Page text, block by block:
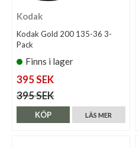
Kodak
Kodak Gold 200 135-36 3-
Pack
Finns i lager
395 SEK
395 SEK
LÄS MER
KÖP